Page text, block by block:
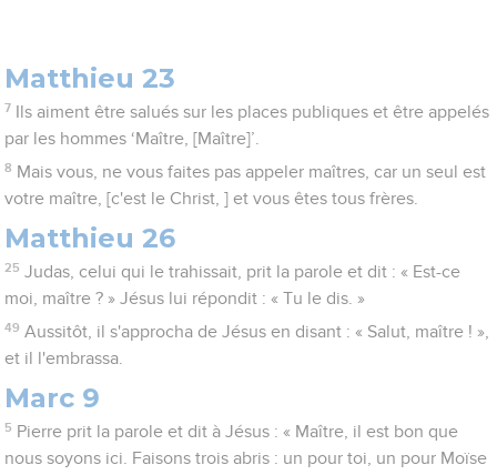
Matthieu 23
7
Ils aiment être salués sur les places publiques et être appelés
par les hommes ‘Maître, [Maître]’.
8 Mais vous, ne vous faites pas appeler maîtres, car un seul est
votre maître, [c'est le Christ, ] et vous êtes tous frères.
Matthieu 26
25 Judas, celui qui le trahissait, prit la parole et dit : « Est-ce
moi, maître ? » Jésus lui répondit : « Tu le dis. »
49 Aussitôt, il s'approcha de Jésus en disant : « Salut, maître ! »,
et il l'embrassa.
Marc 9
5 Pierre prit la parole et dit à Jésus : « Maître, il est bon que
nous soyons ici. Faisons trois abris : un pour toi, un pour Moïse